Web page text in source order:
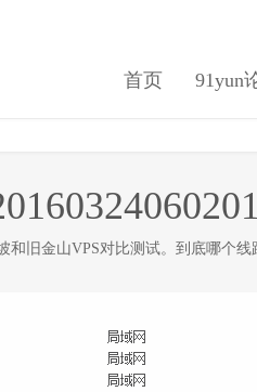
首页 91yun
和旧金山VPS对比测试。到底哪个线